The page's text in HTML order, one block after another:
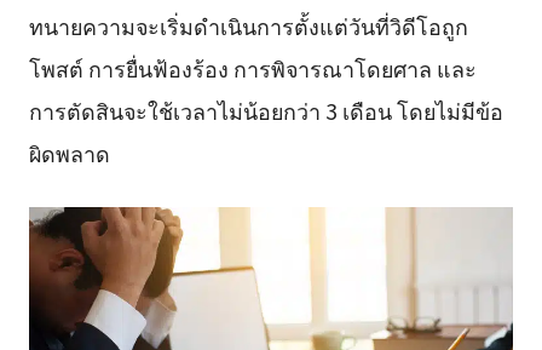
ทนายความจะเริ่มดำเนินการตั้งแต่วันที่วิดีโอถูก
โพสต์ การยื่นฟ้องร้อง การพิจารณาโดยศาล และ
การตัดสินจะใช้เวลาไม่น้อยกว่า 3 เดือน โดยไม่มีข้อ
ผิดพลาด